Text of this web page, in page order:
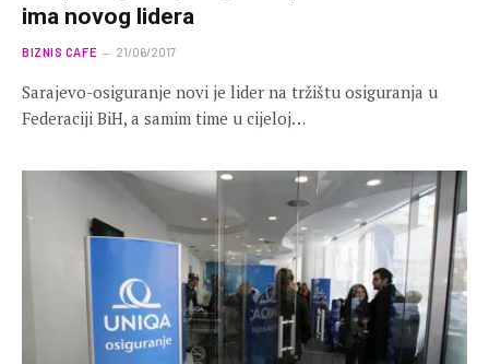
ima novog lidera
BIZNIS CAFE 21/06/2017
Sarajevo-osiguranje novi je lider na tržištu osiguranja u
Federaciji BiH, a samim time u cijeloj…